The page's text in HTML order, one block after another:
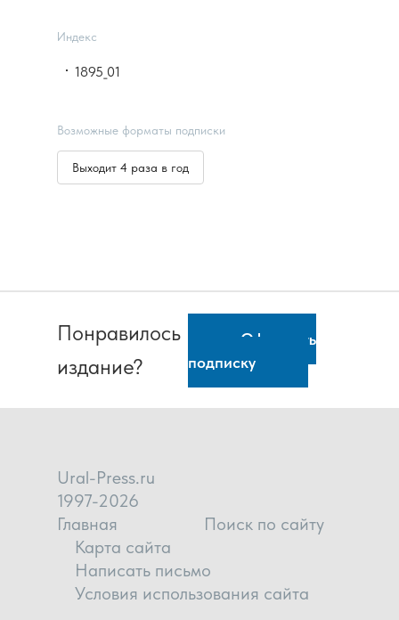
Индекс
1895_01
Возможные форматы подписки
Выходит 4 раза в год
Понравилось
издание?
Оформить
подписку
Ural-Press.ru
1997-2026
Главная
Поиск по сайту
Карта сайта
Написать письмо
Условия использования сайта